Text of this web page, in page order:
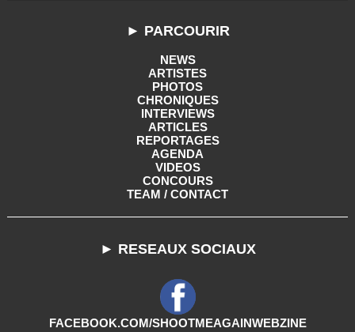
► PARCOURIR
NEWS
ARTISTES
PHOTOS
CHRONIQUES
INTERVIEWS
ARTICLES
REPORTAGES
AGENDA
VIDEOS
CONCOURS
TEAM / CONTACT
► RESEAUX SOCIAUX
FACEBOOK.COM/SHOOTMEAGAINWEBZINE